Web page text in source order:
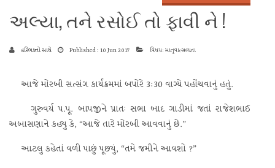
અલ્યા, તને રસોઈ તો ફાવી ને !
હરિભક્તો સાથે Published : 10 Jun 2017 વિષય: માતૃવાત્સલ્યતા
આજે મોરબી સત્સંગ કાર્યક્રમમાં બપોરે 3:30 વાગ્યે પહોંચવાનું હતું.
ગુરુવર્ય પ.પૂ. બાપજીને પ્રાતઃ સભા બાદ ગાડીમાં જતાં રાજેશભાઈ
અબાસણાને કહ્યુ કે, “આજે તારે મોરબી આવવાનું છે.”
આટલુ કહેતાં વળી પાછું પૂછ્યું, “તમે જમીને આવશો ?”